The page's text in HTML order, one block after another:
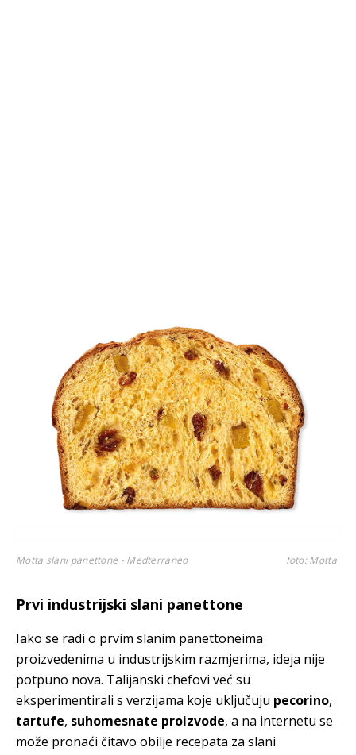
Motta slani panettone - Medterraneo foto: Motta
Prvi industrijski slani panettone
Iako se radi o prvim slanim panettoneima
proizvedenima u industrijskim razmjerima, ideja nije
potpuno nova. Talijanski chefovi već su
eksperimentirali s verzijama koje uključuju pecorino,
tartufe, suhomesnate proizvode, a na internetu se
može pronaći čitavo obilje recepata za slani